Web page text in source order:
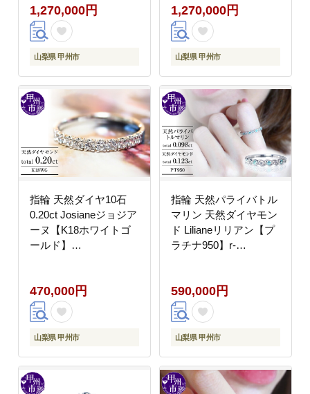
1,270,000円
山梨県 甲州市
1,270,000円
山梨県 甲州市
指輪 天然ダイヤ10石
0.20ct Josianeジョジア
ーヌ【K18ホワイトゴ
ールド】
470,000円
山梨県 甲州市
指輪 天然パライバトル
マリン 天然ダイヤモン
ド Lilianeリリアン【プ
ラチナ950】r-
590,000円
山梨県 甲州市